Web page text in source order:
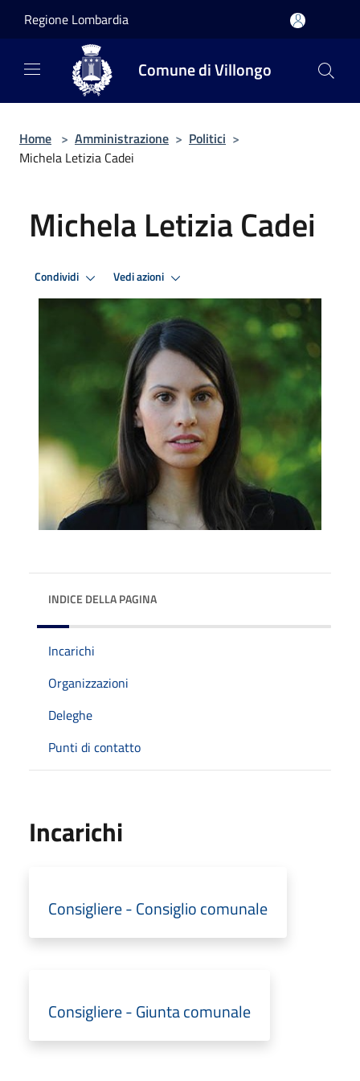
Regione Lombardia
Comune di Villongo
Home > Amministrazione > Politici >
Michela Letizia Cadei
Michela Letizia Cadei
Condividi Vedi azioni
INDICE DELLA PAGINA
Incarichi
Organizzazioni
Deleghe
Punti di contatto
Incarichi
Consigliere - Consiglio comunale
Consigliere - Giunta comunale